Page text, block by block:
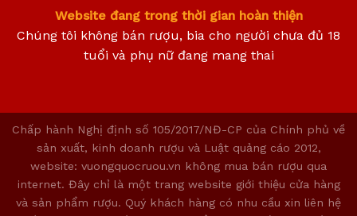
Website đang trong thời gian hoàn thiện
Chúng tôi không bán rượu, bia cho người chưa đủ 18
tuổi và phụ nữ đang mang thai
Chấp hành Nghị định số 105/2017/NĐ-CP của Chính phủ về
sản xuất, kinh doanh rượu và Luật quảng cáo 2012,
website: vuongquocruou.vn không mua bán rượu qua
internet. Đây chỉ là một trang website giới thiệu cửa hàng
và sản phẩm rượu. Quý khách hàng có nhu cầu xin liên hệ